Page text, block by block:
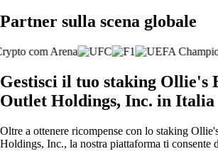
Partner sulla scena globale
Gestisci il tuo staking Ollie's
Outlet Holdings, Inc. in Italia
Oltre a ottenere ricompense con lo staking
Holdings, Inc., la nostra piattaforma ti consente